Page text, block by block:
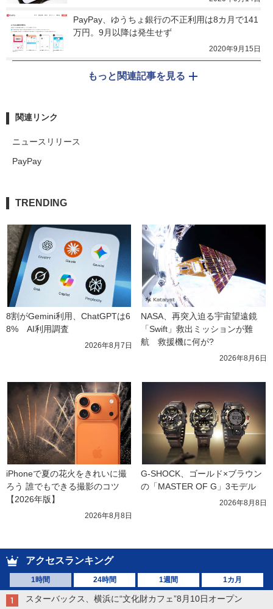
PayPay、ゆうちょ銀行の不正利用は8カ月で141
万円。9月以降は発生せず
2020年9月15日
もっと関連記事を見る
関連リンク
ニュースリリース
PayPay
TRENDING
8割がGemini利用、ChatGPTは6
8%　AI利用調査
2026年8月7日
NASA、再突入迫る宇宙望遠鏡
「Swift」救出ミッションが難
航　救援機に何が?
2026年8月6日
iPhoneで夏の花火をきれいに撮
ろう 誰でもできる撮影のコツ
【2026年版】
2026年8月8日
G-SHOCK、ゴールド×ブラウン
の「MASTER OF G」3モデル
2026年8月8日
アクセスランキング
1時間 24時間 1週間 1カ月
スターバックス、横浜に“文化財カフェ”8月10日オープン